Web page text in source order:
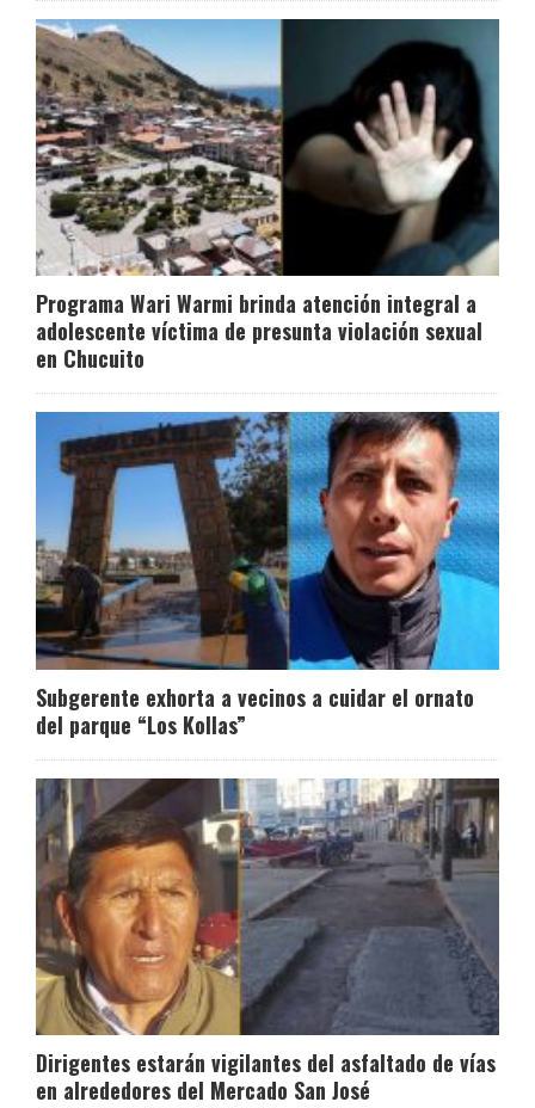
Programa Wari Warmi brinda atención integral a
adolescente víctima de presunta violación sexual
en Chucuito
Subgerente exhorta a vecinos a cuidar el ornato
del parque “Los Kollas”
Dirigentes estarán vigilantes del asfaltado de vías
en alrededores del Mercado San José